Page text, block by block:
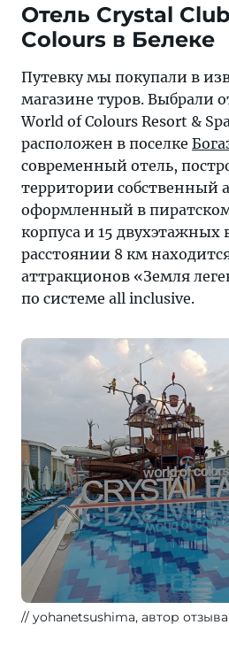
Отель Crystal
Colours в Белеке
Путевку мы покупали в
магазине туров. Выбрали
World of Colours Resort &
расположен в поселке
современный отель,
территории собственный
оформленный в
корпуса и 15 двухэтажных
расстоянии 8 км
аттракционов «Земля
по системе all inclusive.
yohanetsushima, автор отзыва